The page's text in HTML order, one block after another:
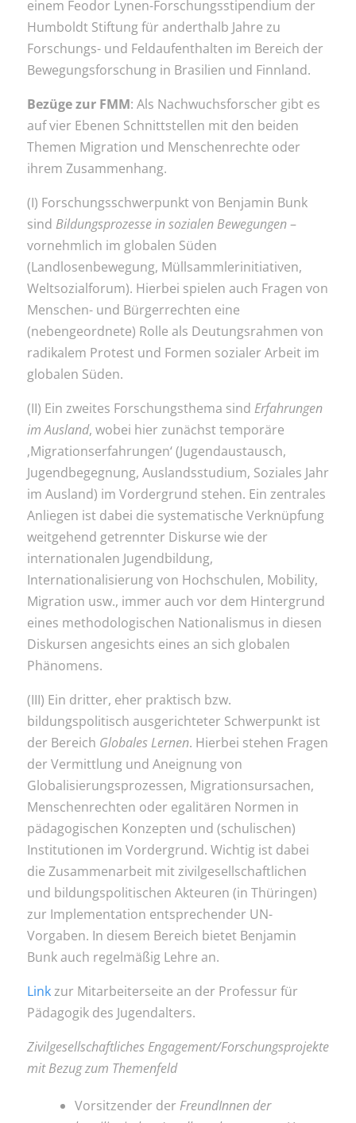
einem Feodor Lynen-Forschungsstipendium der
Humboldt Stiftung für anderthalb Jahre zu
Forschungs- und Feldaufenthalten im Bereich der
Bewegungsforschung in Brasilien und Finnland.
Bezüge zur FMM: Als Nachwuchsforscher gibt es
auf vier Ebenen Schnittstellen mit den beiden
Themen Migration und Menschenrechte oder
ihrem Zusammenhang.
(I) Forschungsschwerpunkt von Benjamin Bunk
sind Bildungsprozesse in sozialen Bewegungen–
vornehmlich im globalen Süden
(Landlosenbewegung, Müllsammlerinitiativen,
Weltsozialforum). Hierbei spielen auch Fragen von
Menschen- und Bürgerrechten eine
(nebengeordnete) Rolle als Deutungsrahmen von
radikalem Protest und Formen sozialer Arbeit im
globalen Süden.
(II) Ein zweites Forschungsthema sind Erfahrungen
im Ausland, wobei hier zunächst temporäre
‚Migrationserfahrungen‘ (Jugendaustausch,
Jugendbegegnung, Auslandsstudium, Soziales Jahr
im Ausland) im Vordergrund stehen. Ein zentrales
Anliegen ist dabei die systematische Verknüpfung
weitgehend getrennter Diskurse wie der
internationalen Jugendbildung,
Internationalisierung von Hochschulen, Mobility,
Migration usw., immer auch vor dem Hintergrund
eines methodologischen Nationalismus in diesen
Diskursen angesichts eines an sich globalen
Phänomens.
(III) Ein dritter, eher praktisch bzw.
bildungspolitisch ausgerichteter Schwerpunkt ist
der Bereich Globales Lernen. Hierbei stehen Fragen
der Vermittlung und Aneignung von
Globalisierungsprozessen, Migrationsursachen,
Menschenrechten oder egalitären Normen in
pädagogischen Konzepten und (schulischen)
Institutionen im Vordergrund. Wichtig ist dabei
die Zusammenarbeit mit zivilgesellschaftlichen
und bildungspolitischen Akteuren (in Thüringen)
zur Implementation entsprechender UN-
Vorgaben. In diesem Bereich bietet Benjamin
Bunk auch regelmäßig Lehre an.
Linkzur Mitarbeiterseite an der Professur für
Pädagogik des Jugendalters.
Zivilgesellschaftliches Engagement/Forschungsprojekte
mit Bezug zum Themenfeld
Vorsitzender der FreundInnen der